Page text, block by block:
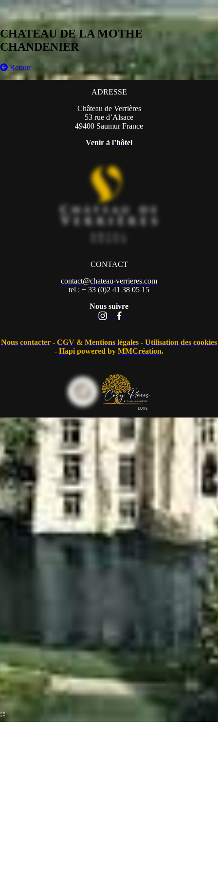
CHATEAU DE LA MOTHE
CHANDENIER
Retour
ADRESSE
Château de Verrières
53 rue d’Alsace
49400 Saumur France
Venir à l’hôtel
CONTACT
contact@chateau-verrieres.com
tel : + 33 (0)2 41 38 05 15
Nous suivre
Nous contacter - CGV & Mentions légales - Utilisation des cookies
- Hapipowered by MMCréation.